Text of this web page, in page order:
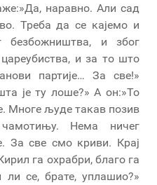
наравно. Али сад
Треба да се кајемо и
безбожништва, и због
и за то што
партије… За све!»
је ту лоше?» А он:»То
Многе људе такав позив
Нема ничег
За све смо криви. Крај
га охрабри, благо га
се, брате, уплашио?»